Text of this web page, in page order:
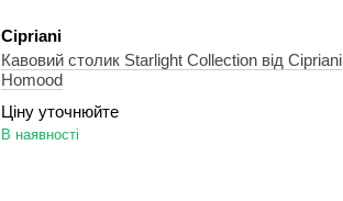
Cipriani
Кавовий столик Starlight Collection від Cipriani
Homood
Ціну уточнюйте
В наявності